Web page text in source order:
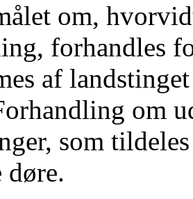
om,
forhandles
af
om
som
døre.